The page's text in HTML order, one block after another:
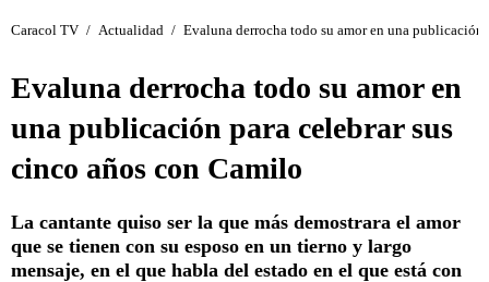
Caracol TV / Actualidad / Evaluna derrocha todo su amor en una
Evaluna derrocha todo su amor en
una publicación para celebrar sus
cinco años con Camilo
La cantante quiso ser la que más demostrara el amor
que se tienen con su esposo en un tierno y largo
mensaje, en el que habla del estado en el que está con